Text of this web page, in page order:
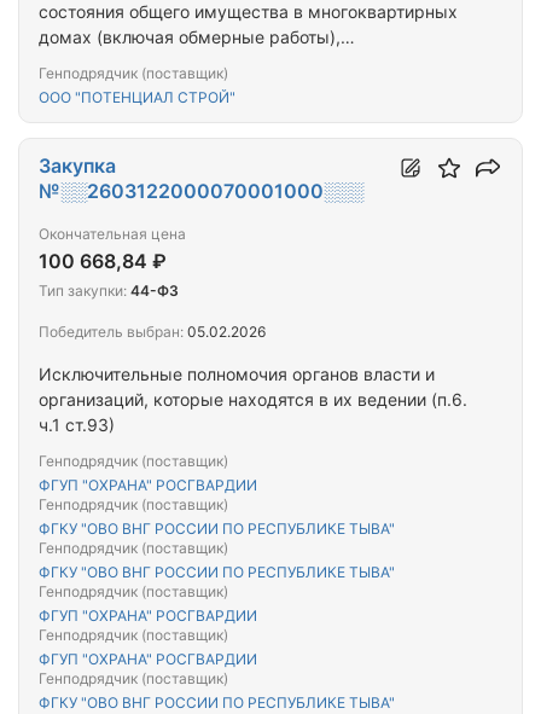
состояния общего имущества в многоквартирных
домах (включая обмерные работы),
Довурак, ул. 50 лет ВЛКСМ, д. 6, г Ак-Довурак, ул.
Центральная, д. 11, г. Ак-Довурак, ул.
Комсомольская, д.9, г. Кызыл, ул. Горная, д. 108, г.
Кызыл, ул. Калинина, д.…
Генподрядчик (поставщик)
ООО "ПОТЕНЦИАЛ СТРОЙ"
Исключительные полномочия органов власти и
организаций, которые находятся в их ведении (п.6.
ч.1 ст.93)
Генподрядчик (поставщик)
ФГУП "ОХРАНА" РОСГВАРДИИ
Генподрядчик (поставщик)
ФГКУ "ОВО ВНГ РОССИИ ПО РЕСПУБЛИКЕ ТЫВА"
Генподрядчик (поставщик)
ФГКУ "ОВО ВНГ РОССИИ ПО РЕСПУБЛИКЕ ТЫВА"
Генподрядчик (поставщик)
ФГУП "ОХРАНА" РОСГВАРДИИ
Генподрядчик (поставщик)
ФГУП "ОХРАНА" РОСГВАРДИИ
Генподрядчик (поставщик)
ФГКУ "ОВО ВНГ РОССИИ ПО РЕСПУБЛИКЕ ТЫВА"
Закупка
№░░2603122000070001000░░░
Окончательная цена
100 668,84 ₽
Тип закупки: 44-ФЗ
Победитель выбран: 05.02.2026